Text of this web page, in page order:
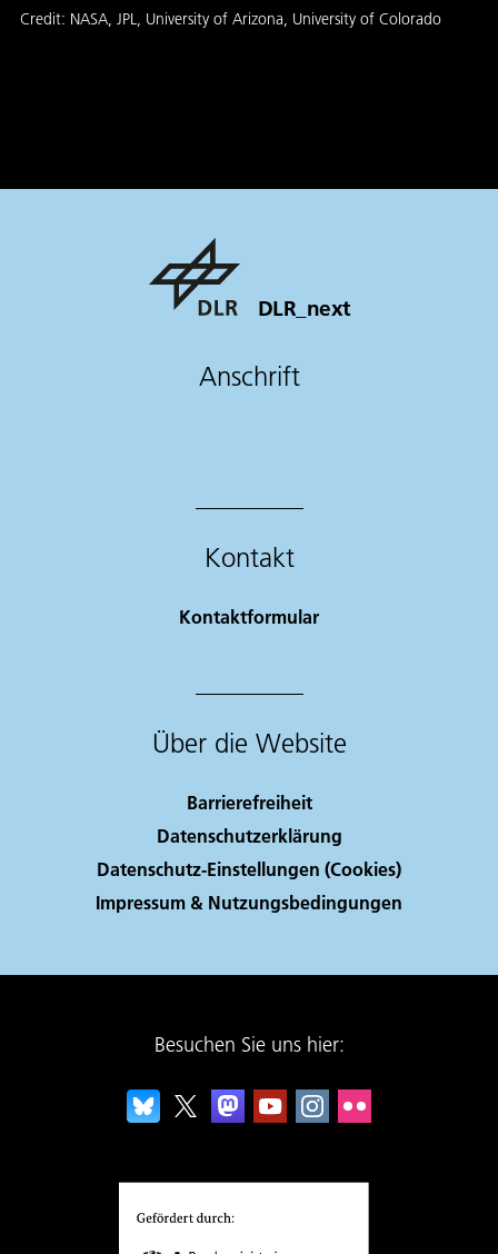
Credit: NASA, JPL, University of Arizona, University of Colorado
DLR_next
Anschrift
Kontakt
Kontaktformular
Über die Website
Barrierefreiheit
Datenschutzerklärung
Datenschutz-Einstellungen (Cookies)
Impressum & Nutzungsbedingungen
Besuchen Sie uns hier: